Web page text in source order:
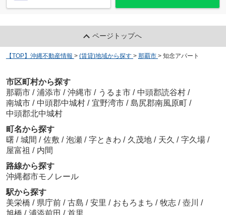
ページトップへ
【TOP】沖縄不動産情報 > (賃貸)地域から探す > 那覇市 > 知念アパート
市区町村から探す
那覇市 / 浦添市 / 沖縄市 / うるま市 / 中頭郡読谷村 /
南城市 / 中頭郡中城村 / 宜野湾市 / 島尻郡南風原町 /
中頭郡北中城村
町名から探す
曙 / 城間 / 佐敷 / 泡瀬 / 字ときわ / 久茂地 / 天久 / 字久場 /
屋富祖 / 内間
路線から探す
沖縄都市モノレール
駅から探す
美栄橋 / 県庁前 / 古島 / 安里 / おもろまち / 牧志 / 壺川
/
旭橋 / 浦添前田 / 首里